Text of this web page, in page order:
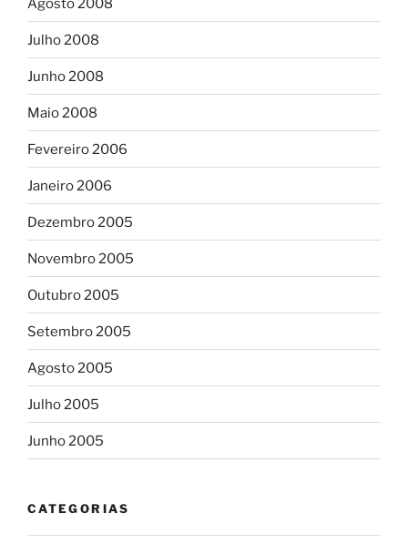
Agosto 2008
Julho 2008
Junho 2008
Maio 2008
Fevereiro 2006
Janeiro 2006
Dezembro 2005
Novembro 2005
Outubro 2005
Setembro 2005
Agosto 2005
Julho 2005
Junho 2005
CATEGORIAS